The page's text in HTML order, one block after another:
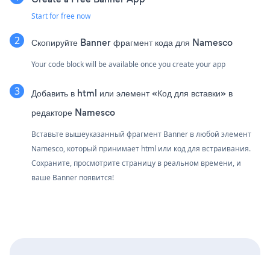
Start for free now
Скопируйте Banner фрагмент кода для Namesco
Your code block will be available once you create your app
Добавить в html или элемент «Код для вставки» в
редакторе Namesco
Вставьте вышеуказанный фрагмент Banner в любой элемент
Namesco, который принимает html или код для встраивания.
Сохраните, просмотрите страницу в реальном времени, и
ваше Banner появится!